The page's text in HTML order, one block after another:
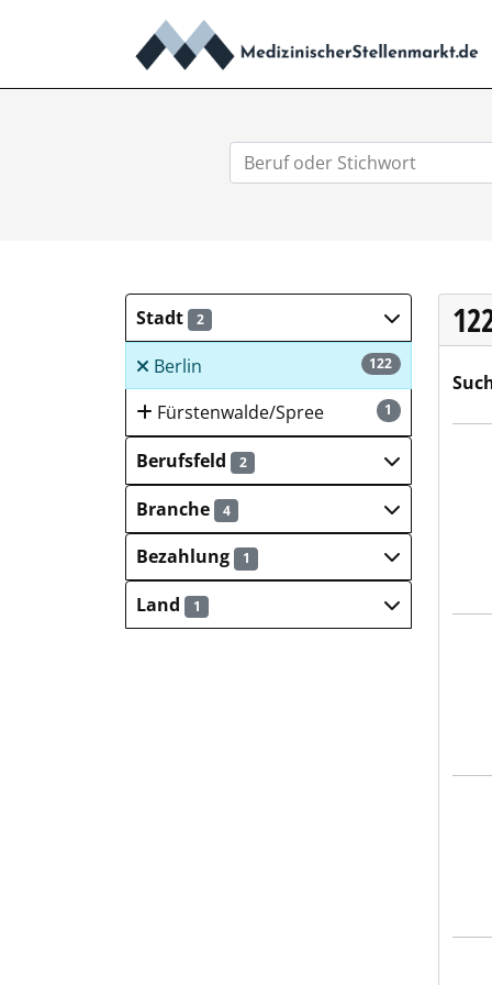
Stadt 2
122
Berlin
1
Fürstenwalde/Spree
Berufsfeld
2
Branche 4
Bezahlung 1
Land 1